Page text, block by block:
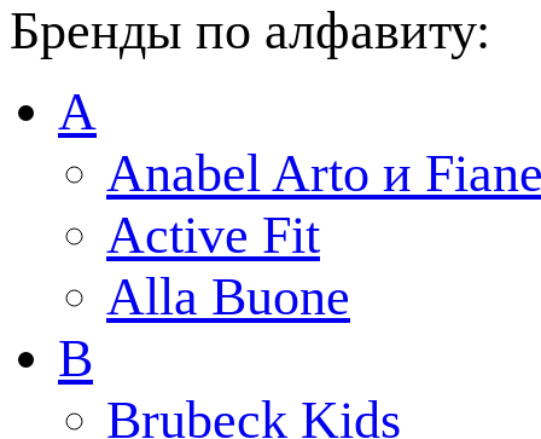
Бренды по алфавиту:
A
Anabel Arto и
Active Fit
Alla Buone
B
Brubeck Kids